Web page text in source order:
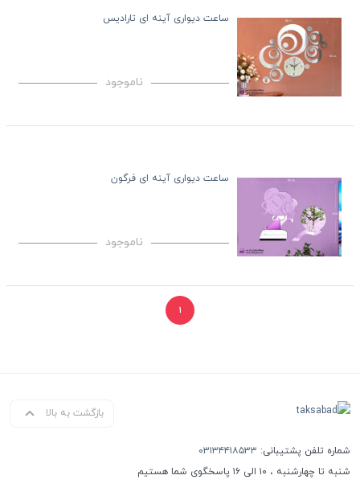
ساعت دیواری آینه ای تارادیس
ناموجود
ساعت دیواری آینه ای فرگون
ناموجود
۱
بازگشت به بالا
شماره تلفن پشتیبانی: ۰۳۱۳۴۴۱۸۵۳۳
شنبه تا چهارشنبه ، ۱۰ الی ۱۶ پاسخگوی شما هستیم